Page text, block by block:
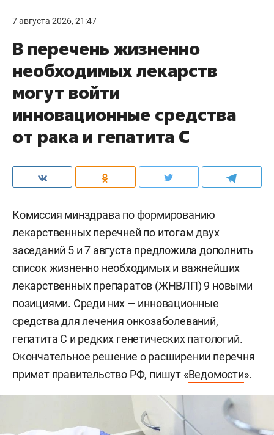
7 августа 2026, 21:47
В перечень жизненно
необходимых лекарств
могут войти
инновационные средства
от рака и гепатита С
Комиссия минздрава по формированию
лекарственных перечней по итогам двух
заседаний 5 и 7 августа предложила дополнить
список жизненно необходимых и важнейших
лекарственных препаратов (ЖНВЛП) 9 новыми
позициями. Среди них — инновационные
средства для лечения онкозаболеваний,
гепатита С и редких генетических патологий.
Окончательное решение о расширении перечня
примет правительство РФ, пишут «Ведомости».